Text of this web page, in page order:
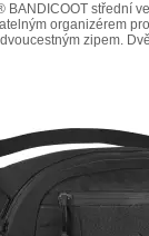
BANDICOOT střední
organizérem
zipem.